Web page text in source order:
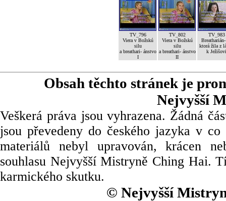
TV_796
Viera v Božskú
silu
a breathari- ánstvo
I
TV_802
Viera v Božskú
silu
a breathari- ánstvo
II
TV_983
ktorá žila z
k Ježišovi
Obsah těchto stránek je
Nejvyšší
Veškerá práva jsou vyhrazena. Žádná
jsou převedeny do českého jazyka v
materiálů nebyl upravován, krácen
souhlasu Nejvyšší Mistryně Ching Hai.
karmického skutku.
© Nejvyšší